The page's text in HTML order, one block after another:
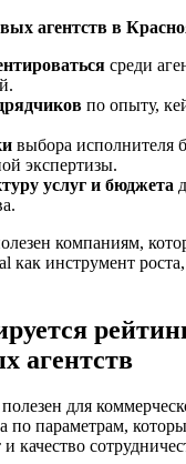
агентств в
среди
по опыту,
выбора исполнителя
экспертизы.
услуг и бюджета
компаниям,
как инструмент
агентств
для
по параметрам,
качество